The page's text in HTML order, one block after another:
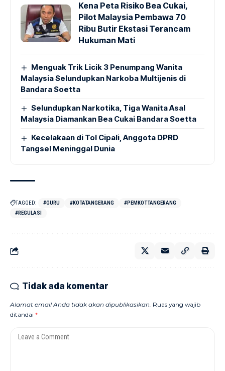
Kena Peta Risiko Bea Cukai,
Pilot Malaysia Pembawa 70
Ribu Butir Ekstasi Terancam
Hukuman Mati
Menguak Trik Licik 3 Penumpang Wanita
Malaysia Selundupkan Narkoba Multijenis di
Bandara Soetta
Selundupkan Narkotika, Tiga Wanita Asal
Malaysia Diamankan Bea Cukai Bandara Soetta
Kecelakaan di Tol Cipali, Anggota DPRD
Tangsel Meninggal Dunia
TAGGED: #GURU #KOTATANGERANG
#PEMKOTTANGERANG
#REGULASI
Tidak ada komentar
Alamat email Anda tidak akan dipublikasikan. Ruas yang wajib
ditandai *